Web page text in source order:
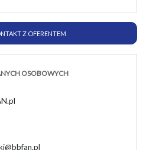
Z OFERENTEM
OSOBOWYCH